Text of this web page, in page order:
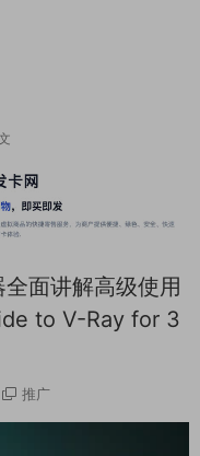
面讲解高级使用
to V-Ray for 3
推广